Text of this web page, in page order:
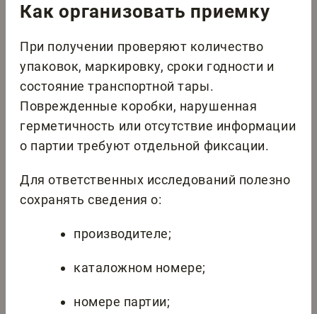
Как организовать приемку
При получении проверяют количество
упаковок, маркировку, сроки годности и
состояние транспортной тары.
Поврежденные коробки, нарушенная
герметичность или отсутствие информации
о партии требуют отдельной фиксации.
Для ответственных исследований полезно
сохранять сведения о:
производителе;
каталожном номере;
номере партии;